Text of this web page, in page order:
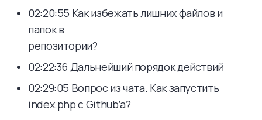
02:20:55 Как избежать лишних файлов и
папок в
репозитории?
02:22:36 Дальнейший порядок действий
02:29:05 Вопрос из чата. Как запустить
index.php с Github’а?